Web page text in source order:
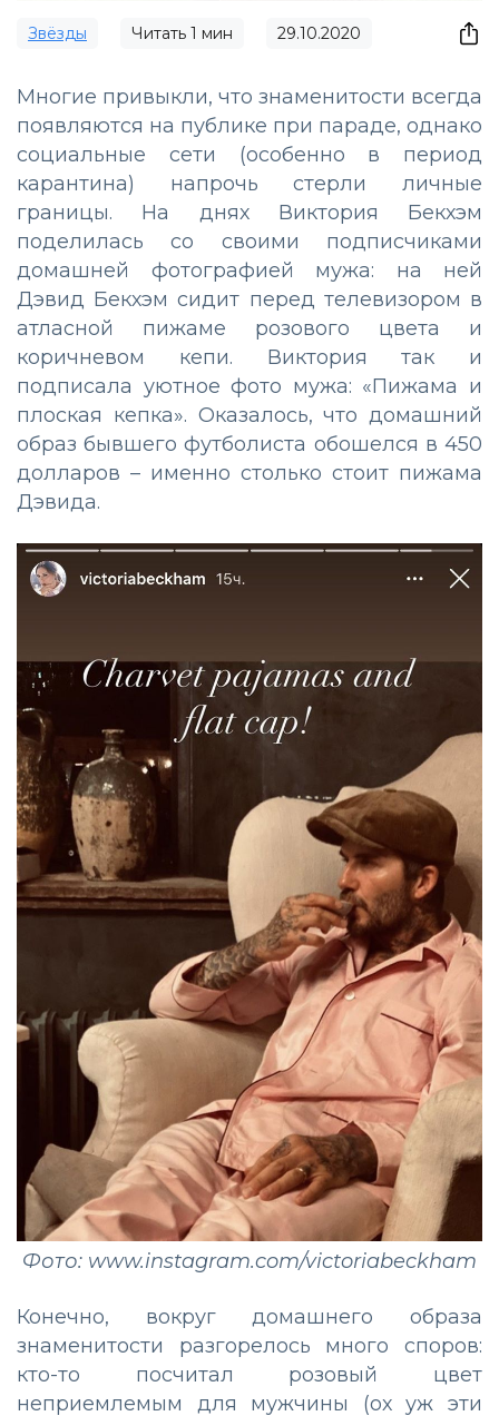
Звёзды Читать 1 мин 29.10.2020
Многие привыкли, что знаменитости всегда
появляются на публике при параде, однако
социальные сети (особенно в период
карантина) напрочь стерли личные
границы. На днях Виктория Бекхэм
поделилась со своими подписчиками
домашней фотографией мужа: на ней
Дэвид Бекхэм сидит перед телевизором в
атласной пижаме розового цвета и
коричневом кепи. Виктория так и
подписала уютное фото мужа: «Пижама и
плоская кепка». Оказалось, что домашний
образ бывшего футболиста обошелся в 450
долларов – именно столько стоит пижама
Дэвида.
Фото: www.instagram.com/victoriabeckham
Конечно, вокруг домашнего образа
знаменитости разгорелось много споров:
кто-то посчитал розовый цвет
неприемлемым для мужчины (ох уж эти